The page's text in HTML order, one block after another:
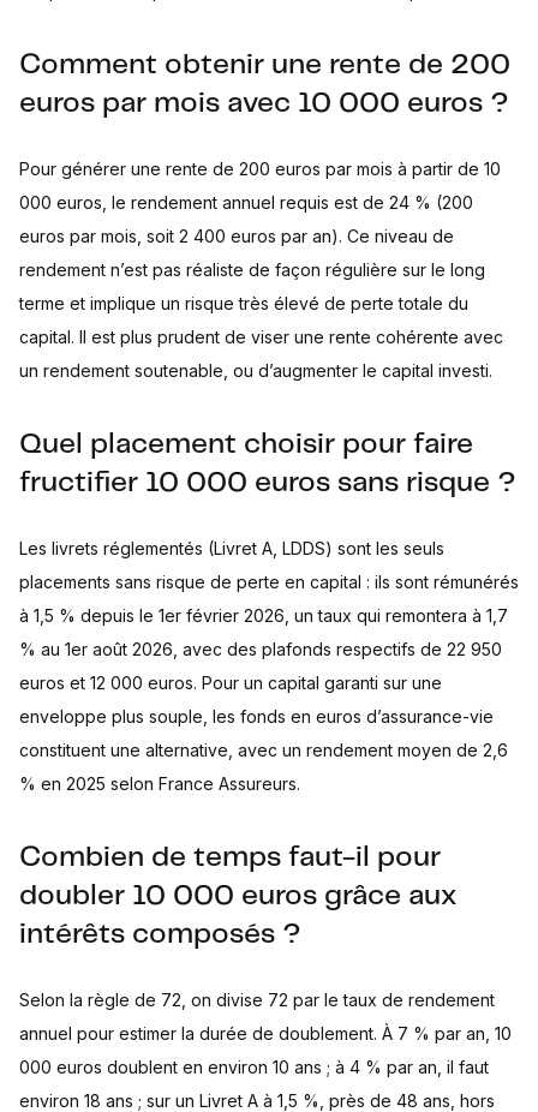
Comment obtenir une rente de 200
euros par mois avec 10 000 euros ?
Pour générer une rente de 200 euros par mois à partir de 10
000 euros, le rendement annuel requis est de 24 % (200
euros par mois, soit 2 400 euros par an). Ce niveau de
rendement n’est pas réaliste de façon régulière sur le long
terme et implique un risque très élevé de perte totale du
capital. Il est plus prudent de viser une rente cohérente avec
un rendement soutenable, ou d’augmenter le capital investi.
Quel placement choisir pour faire
fructifier 10 000 euros sans risque ?
Les livrets réglementés (Livret A, LDDS) sont les seuls
placements sans risque de perte en capital : ils sont rémunérés
à 1,5 % depuis le 1er février 2026, un taux qui remontera à 1,7
% au 1er août 2026, avec des plafonds respectifs de 22 950
euros et 12 000 euros. Pour un capital garanti sur une
enveloppe plus souple, les fonds en euros d’assurance-vie
constituent une alternative, avec un rendement moyen de 2,6
% en 2025 selon France Assureurs.
Combien de temps faut-il pour
doubler 10 000 euros grâce aux
intérêts composés ?
Selon la règle de 72, on divise 72 par le taux de rendement
annuel pour estimer la durée de doublement. À 7 % par an, 10
000 euros doublent en environ 10 ans ; à 4 % par an, il faut
environ 18 ans ; sur un Livret A à 1,5 %, près de 48 ans, hors